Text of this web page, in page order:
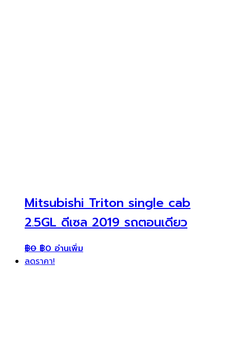
Mitsubishi Triton single cab
2.5GL ดีเซล 2019 รถตอนเดียว
฿0 ฿0 อ่านเพิ่ม
ลดราคา!